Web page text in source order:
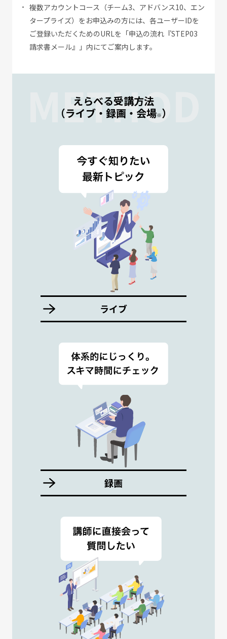
複数アカウントコース（チーム3、アドバンス10、エン
タープライズ）をお申込みの方には、各ユーザーIDを
ご登録いただくためのURLを「申込の流れ『STEP03
請求書メール』」内にてご案内します。
METHOD
えらべる受講方法
（ライブ・録画・会場※）
ライブ
録画